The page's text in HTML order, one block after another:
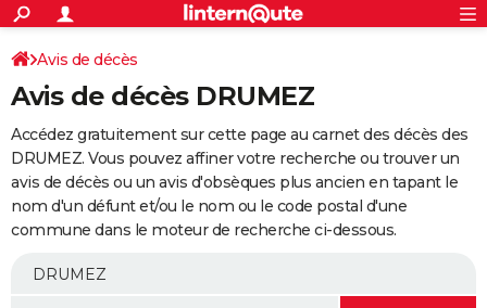
ACTUALITÉS
Politique
Société
Faits Divers
Education
Monde
Villes
+
SPORT
Coupe du monde 2026
Football
Tennis
Cyclisme
Rugby
Forum
Programme TV
TNT
Streaming
Cinéma
Sorties cinéma
Musique
+
FINANCE
Retraite
Epargne
Immobilier
Risques naturels par ville
Banque
Assurance
AUTO
Essais
Réserver un essai
Citadines
Berlines
SUV
Forum auto
+
Mobiles
Meilleur smartphone
Internet
Ordinateurs
Jeux vidéo
Guide high-tech
Avis de décès
Avis de décès DRUMEZ
Accédez gratuitement sur cette page au carnet des décès des
DRUMEZ. Vous pouvez affiner votre recherche ou trouver un
avis de décès ou un avis d'obsèques plus ancien en tapant le
nom d'un défunt et/ou le nom ou le code postal d'une
commune dans le moteur de recherche ci-dessous.